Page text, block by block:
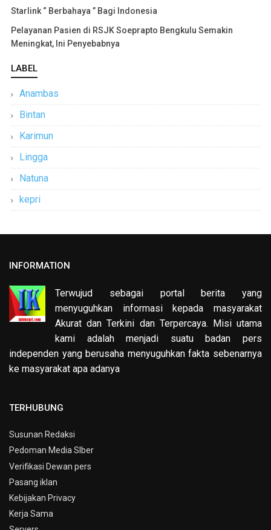
Starlink “ Berbahaya ” Bagi Indonesia
Pelayanan Pasien di RSJK Soeprapto Bengkulu Semakin
Meningkat, Ini Penyebabnya
LABEL
Anambas
Bintan
Karimun
Lingga
Natuna
kepri
INFORMATION
Terwujud sebagai portal berita yang
menyuguhkan informasi kepada masyarakat
Akurat dan Terkini dan Terpercaya. Misi utama
kami adalah menjadi suatu badan pers
independen yang berusaha menyuguhkan fakta sebenarnya
ke masyarakat apa adanya
TERHUBUNG
Susunan Redaksi
Pedoman Media SIber
Verifikasi Dewan pers
Pasang iklan
Kebijakan Privacy
Kerja Sama